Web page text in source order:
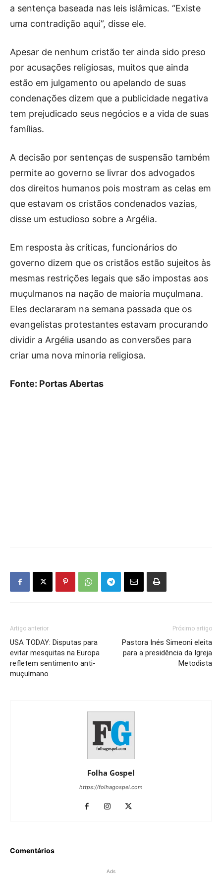
a sentença baseada nas leis islâmicas. “Existe
uma contradição aqui”, disse ele.
Apesar de nenhum cristão ter ainda sido preso
por acusações religiosas, muitos que ainda
estão em julgamento ou apelando de suas
condenações dizem que a publicidade negativa
tem prejudicado seus negócios e a vida de suas
famílias.
A decisão por sentenças de suspensão também
permite ao governo se livrar dos advogados
dos direitos humanos pois mostram as celas em
que estavam os cristãos condenados vazias,
disse um estudioso sobre a Argélia.
Em resposta às críticas, funcionários do
governo dizem que os cristãos estão sujeitos às
mesmas restrições legais que são impostas aos
muçulmanos na nação de maioria muçulmana.
Eles declararam na semana passada que os
evangelistas protestantes estavam procurando
dividir a Argélia usando as conversões para
criar uma nova minoria religiosa.
Fonte: Portas Abertas
Artigo anterior
USA TODAY: Disputas para
evitar mesquitas na Europa
refletem sentimento anti-
muçulmano
Próximo artigo
Pastora Inés Simeoni eleita
para a presidência da Igreja
Metodista
Folha Gospel
https://folhagospel.com
Comentários
Ads